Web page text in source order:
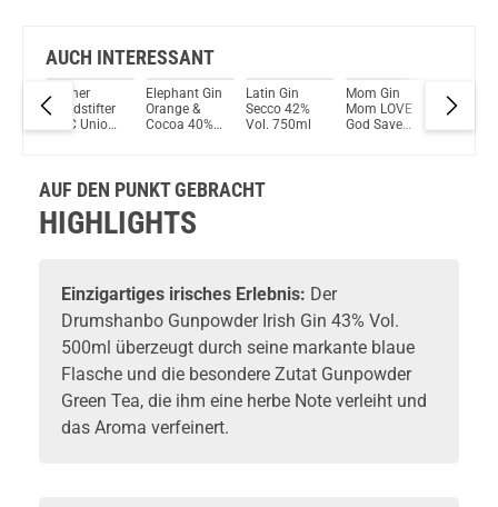
AUCH INTERESSANT
Berliner
Brandstifter
1. FC Union
Elephant Gin
Orange &
Cocoa 40%
Latin Gin
Secco 42%
Vol. 750ml
Mom Gin
Mom LOVE
God Save
AUF DEN PUNKT GEBRACHT
HIGHLIGHTS
Einzigartiges irisches Erlebnis: Der
Drumshanbo Gunpowder Irish Gin 43% Vol.
500ml überzeugt durch seine markante blaue
Flasche und die besondere Zutat Gunpowder
Green Tea, die ihm eine herbe Note verleiht und
das Aroma verfeinert.